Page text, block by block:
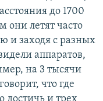
до 1700
они летят часто
и заходя с разных
аппаратов,
на 3 тысячи
что где
достичь и трех